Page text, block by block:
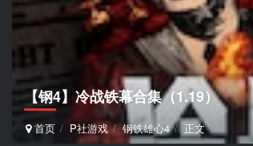
【钢4】冷战铁幕合集（1.19）
首页 P社游戏 钢铁雄心4 正文